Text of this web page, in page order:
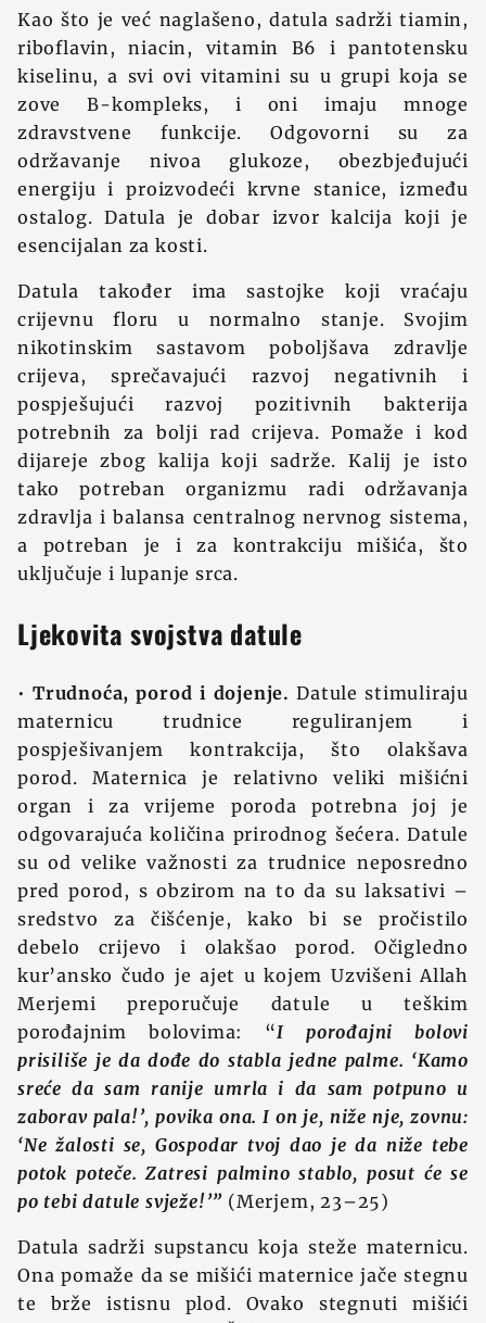
Kao što je već naglašeno, datula sadrži tiamin,
riboflavin, niacin, vitamin B6 i pantotensku
kiselinu, a svi ovi vitamini su u grupi koja se
zove B-kompleks, i oni imaju mnoge
zdravstvene funkcije. Odgovorni su za
održavanje nivoa glukoze, obezbjeđujući
energiju i proizvodeći krvne stanice, između
ostalog. Datula je dobar izvor kalcija koji je
esencijalan za kosti.
Datula također ima sastojke koji vraćaju
crijevnu floru u normalno stanje. Svojim
nikotinskim sastavom poboljšava zdravlje
crijeva, sprečavajući razvoj negativnih i
pospješujući razvoj pozitivnih bakterija
potrebnih za bolji rad crijeva. Pomaže i kod
dijareje zbog kalija koji sadrže. Kalij je isto
tako potreban organizmu radi održavanja
zdravlja i balansa centralnog nervnog sistema,
a potreban je i za kontrakciju mišića, što
uključuje i lupanje srca.
Ljekovita svojstva datule
• Trudnoća, porod i dojenje.Datule stimuliraju
maternicu trudnice reguliranjem i
pospješivanjem kontrakcija, što olakšava
porod. Maternica je relativno veliki mišićni
organ i za vrijeme poroda potrebna joj je
odgovarajuća količina prirodnog šećera. Datule
su od velike važnosti za trudnice neposredno
pred porod, s obzirom na to da su laksativi –
sredstvo za čišćenje, kako bi se pročistilo
debelo crijevo i olakšao porod. Očigledno
kur’ansko čudo je ajet u kojem Uzvišeni Allah
Merjemi preporučuje datule u teškim
porođajnim bolovima: “I porođajni bolovi
prisiliše je da dođe do stabla jedne palme. ‘Kamo
sreće da sam ranije umrla i da sam potpuno u
zaborav pala!’, povika ona. I on je, niže nje, zovnu:
‘Ne žalosti se, Gospodar tvoj dao je da niže tebe
potok poteče. Zatresi palmino stablo, posut će se
po tebi datule svježe!’” (Merjem, 23–25)
Datula sadrži supstancu koja steže maternicu.
Ona pomaže da se mišići maternice jače stegnu
te brže istisnu plod. Ovako stegnuti mišići